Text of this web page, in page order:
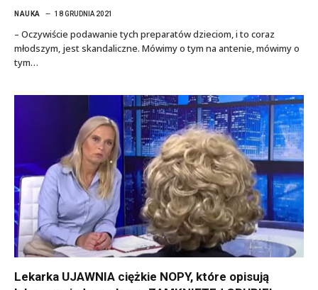
NAUKA 18 GRUDNIA 2021
– Oczywiście podawanie tych preparatów dzieciom, i to coraz
młodszym, jest skandaliczne. Mówimy o tym na antenie, mówimy o
tym…
Lekarka UJAWNIA ciężkie NOPY, które opisują